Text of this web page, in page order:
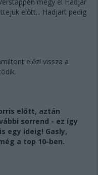
előtt... Hadjart pedig
előzi vissza a
előtt, aztán
sorrend - ez így
egy ideig! Gasly,
a top 10-ben.